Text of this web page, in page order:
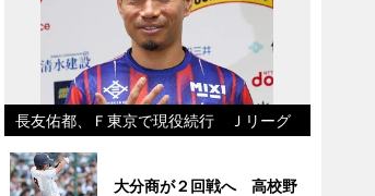
長友佑都、Ｆ東京で現役続行 Ｊリーグ
大分商が２回戦へ 高校野